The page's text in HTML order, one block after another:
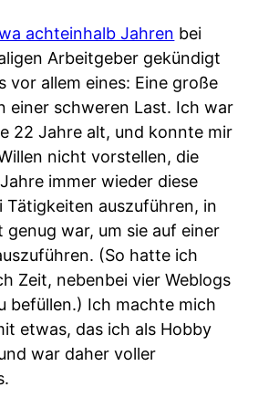
achteinhalb Jahren bei
Arbeitgeber gekündigt
vor allem eines: Eine große
einer schweren Last. Ich war
22 Jahre alt, und konnte mir
nicht vorstellen, die
immer wieder diese
Tätigkeiten auszuführen, in
genug war, um sie auf einer
(So hatte ich
Zeit, nebenbei vier Weblogs
befüllen.) Ich machte mich
etwas, das ich als Hobby
war daher voller